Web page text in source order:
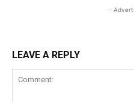
-
LEAVE A REPLY